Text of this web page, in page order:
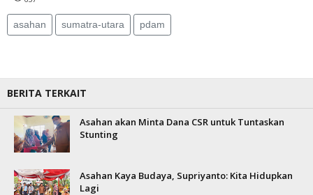
asahan sumatra-utara pdam
BERITA TERKAIT
Asahan akan Minta Dana CSR untuk Tuntaskan
Stunting
Asahan Kaya Budaya, Supriyanto: Kita Hidupkan
Lagi